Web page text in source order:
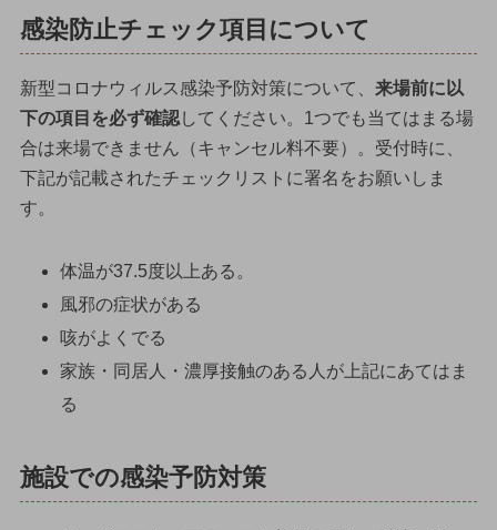
感染防止チェック項目について
新型コロナウィルス感染予防対策について、 来場前に以
下の項目を必ず確認してください。1つでも当てはまる場
合は来場できません（キャンセル料不要）。受付時に、
下記が記載されたチェックリストに署名をお願いしま
す。
体温が37.5度以上ある。
風邪の症状がある
咳がよくでる
家族・同居人・濃厚接触のある人が上記にあてはま
る
施設での感染予防対策